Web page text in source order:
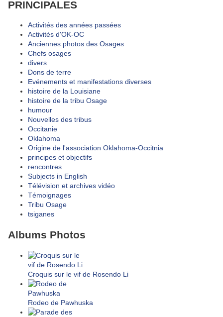
PRINCIPALES
Activités des années passées
Activités d'OK-OC
Anciennes photos des Osages
Chefs osages
divers
Dons de terre
Evénements et manifestations diverses
histoire de la Louisiane
histoire de la tribu Osage
humour
Nouvelles des tribus
Occitanie
Oklahoma
Origine de l'association Oklahoma-Occitnia
principes et objectifs
rencontres
Subjects in English
Télévision et archives vidéo
Témoignages
Tribu Osage
tsiganes
Albums Photos
Croquis sur le vif de Rosendo Li
Rodeo de Pawhuska